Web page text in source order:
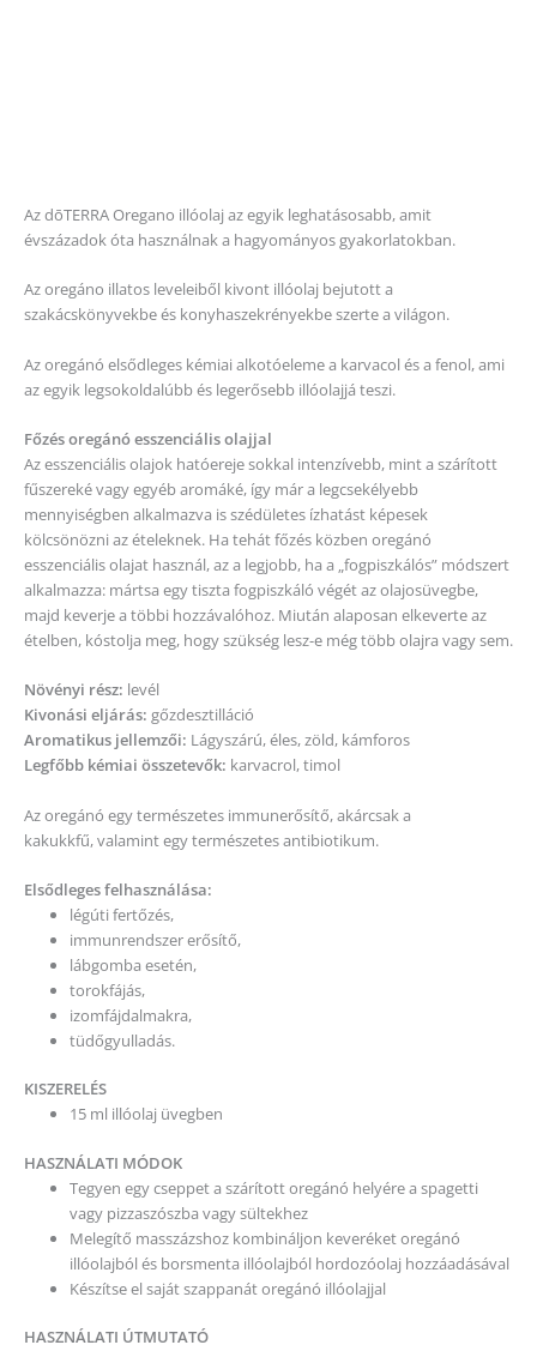
kölcsönözni az ételeknek. Ha tehát főzés közben oregánó
esszenciális olajat használ, az a legjobb, ha a „fogpiszkálós” módszert
alkalmazza: mártsa egy tiszta fogpiszkáló végét az olajosüvegbe,
majd keverje a többi hozzávalóhoz. Miután alaposan elkeverte az
ételben, kóstolja meg, hogy szükség lesz-e még több olajra vagy sem.
Növényi rész: levél
Kivonási eljárás: gőzdesztilláció
Aromatikus jellemzői:
Lágyszárú, éles, zöld, kámforos
Legfőbb kémiai összetevők:
karvacrol, timol
Az oregánó egy természetes immunerősítő, akárcsak a
kakukkfű, valamint egy természetes antibiotikum.
Elsődleges felhasználása:
légúti fertőzés,
immunrendszer erősítő,
lábgomba esetén,
torokfájás,
izomfájdalmakra,
tüdőgyulladás.
KISZERELÉS
HASZNÁLATI MÓDOK
Tegyen egy cseppet a szárított oregánó helyére a spagetti
Melegítő masszázshoz kombináljon keveréket oregánó
illóolajból és borsmenta illóolajból hordozóolaj hozzáadásával
Készítse el saját szappanát oregánó illóolajjal
HASZNÁLATI ÚTMUTATÓ
Párologtatás:Használjunk 3-4 cseppet a kedvenc
párologtatónkban
Belsőleg:
Helyileg alkalmazva az oregánót
felhasználni.
Elkerülendő érzékeny területek
Az arc egyes részei, mint a szemek körüli bőr
Szemek és belső fül
Töredezett, sérült bőr
FIGYELMEZTETÉS!
Bőrérzékenység előfordulhat! Gyermekektől tartsa távol! Ha Ön